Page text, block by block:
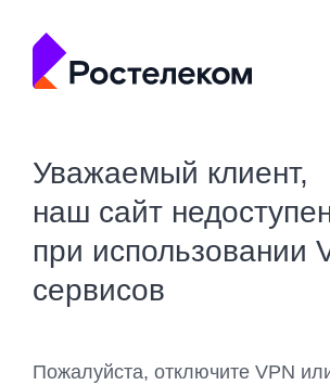
Уважаемый клиент,
наш сайт
при использовании
сервисов
Пожалуйста, отключите VPN